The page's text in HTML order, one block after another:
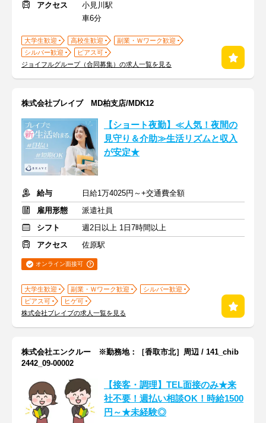
アクセス
小見川駅
車6分
大学生歓迎 高校生歓迎
副業・Ｗワーク歓迎
シルバー歓迎
ピアス可
ジョイフルグループ（合同募集）の求人一覧を見る
株式会社ブレイブ MD柏支店/MDK12
【ショート夜勤】≪人気！夜間の
見守り＆介助≫生活リズムと収入
が安定★
給与
日給1万4025円～+交通費全額
雇用形態
派遣社員
シフト
週2日以上 1日7時間以上
アクセス
佐原駅
オンライン面接可
大学生歓迎 副業・Ｗワーク歓迎
シルバー歓迎
ピアス可
ヒゲ可
株式会社ブレイブの求人一覧を見る
株式会社エンクルー ※勤務地：［香取市北］周辺 / 141_chib
2442_09-00002
【接客・調理】TEL面接のみ★来
社不要！週払い相談OK！時給1500
円～★未経験◎